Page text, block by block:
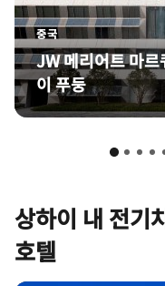
중국
JW 메리어트 마
이 푸둥
상하이 내 전기
호텔